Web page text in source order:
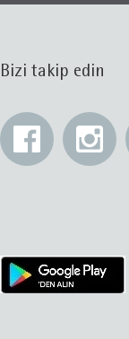
Bizi takip edin